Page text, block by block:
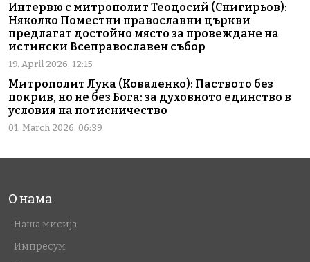
Интервю с митрополит Теодосий (Снигирьов):
Няколко Поместни православни църкви
предлагат достойно място за провеждане на
истински Всеправославен събор
19. April 2026. 12:15
Митрополит Лука (Коваленко): Паството без
покрив, но не без Бога: за духовното единство в
условия на потисничество
01. March 2026. 06:39
О нама
Наша мисија
Импресум